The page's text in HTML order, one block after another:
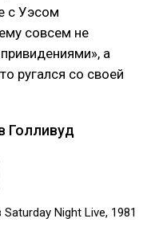
с Уэсом
совсем не
а
ругался со своей
Голливуд
Night Live, 1981